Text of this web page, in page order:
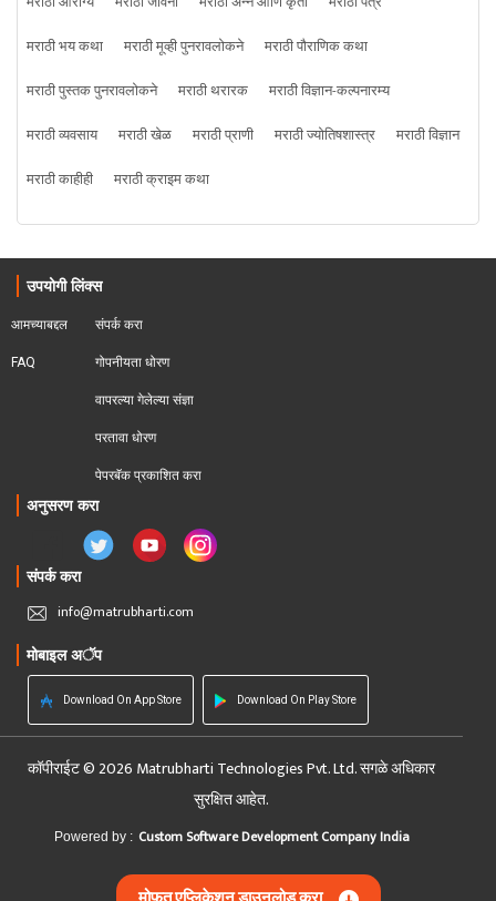
मराठी भय कथा
मराठी मूव्ही पुनरावलोकने
मराठी पौराणिक कथा
मराठी पुस्तक पुनरावलोकने
मराठी थरारक
मराठी विज्ञान-कल्पनारम्य
मराठी व्यवसाय
मराठी खेळ मराठी प्राणी मराठी ज्योतिषशास्त्र
मराठी विज्ञान
मराठी काहीही
मराठी क्राइम कथा
उपयोगी लिंक्स
आमच्याबद्दल
FAQ
संपर्क करा
गोपनीयता धोरण
वापरल्या गेलेल्या संज्ञा
परतावा धोरण
पेपरबॅक प्रकाशित करा
अनुसरण करा
संपर्क करा
info@matrubharti.com
मोबाइल अॅप
Download On App Store Download On Play Store
कॉपीराईट © 2026 Matrubharti Technologies Pvt. Ltd. सगळे अधिकार
सुरक्षित आहेत.
Powered by : Custom Software Development Company India